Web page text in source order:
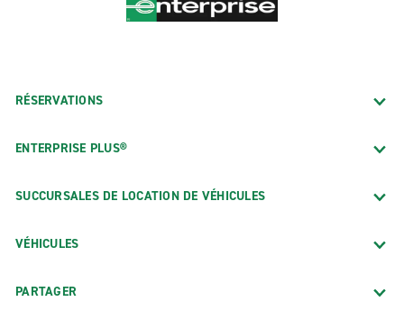
RÉSERVATIONS
ENTERPRISE PLUS®
SUCCURSALES DE LOCATION DE VÉHICULES
VÉHICULES
PARTAGER